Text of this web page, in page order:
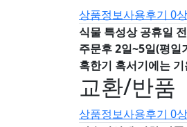
상품정보사용후기 0
식물 특성상 공휴일
주문후 2일~5일(평일
혹한기 혹서기에는
교환/반품
상품정보사용후기 0